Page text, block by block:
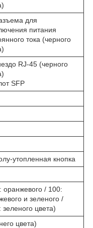
для
питания
тока (черного
RJ-45 (черного
SFP
утопленная кнопка
оранжевого / 100:
и зеленого /
зеленого цвета)
цвета)